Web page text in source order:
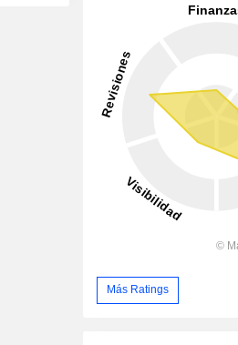
Más Ratings